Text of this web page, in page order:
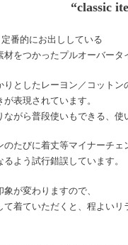
“classic
番的にお出ししている
をつかったプルオーバータ
としたレーヨン／コットン
表現されています。
ながら普段使いもできる、使
たびに着丈等マイナーチェ
よう試行錯誤しています。
が変わりますので、
て着ていただくと、程よい